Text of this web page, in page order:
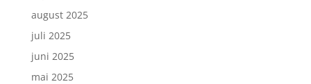
august 2025
juli 2025
juni 2025
mai 2025